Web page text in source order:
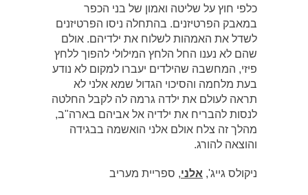
כלפי חוץ על שליטה ואמון של בני הכפר
במאבק הפרטיזנים. בהתחלה ניסו הפרטיזנים
לשדל את האמהות לשלוח את ילדיהם. אולם
שהם לא נענו החל הלחץ המילולי להפוך ללחץ
פיזי, המחשבה שהילדים יעברו למקום לא נודע
בעת מלחמה והסיכוי הגדול שמא אלני לא
תראה לעולם את ילדה גרמה לה לקבל החלטה
לנסות להבריח את ילדיה אל אביהם בארה"ב,
מהלך זה צלח אולם אלני הואשמה בבגידה
והוצאה להורג.
ניקולס גייג', אלני, ספריית מעריב